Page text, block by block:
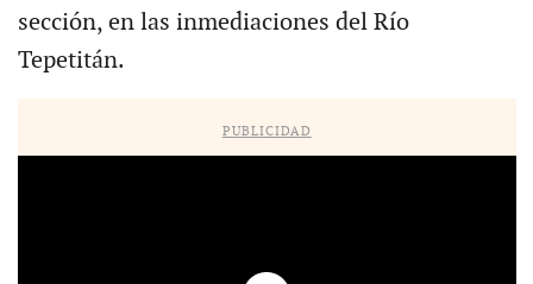
sección, en las inmediaciones del Río
Tepetitán.
PUBLICIDAD